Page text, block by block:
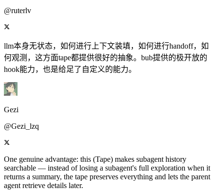
@ruterlv
llm本身无状态，如何进行上下文装填，如何进行handoff，如
何观测，这方面tape都提供很好的抽象。bub提供的极开放的
hook能力，也是给足了自定义的能力。
Gezi
@Gezi_lzq
One genuine advantage: this (Tape) makes subagent history
searchable — instead of losing a subagent's full exploration when it
returns a summary, the tape preserves everything and lets the parent
agent retrieve details later.